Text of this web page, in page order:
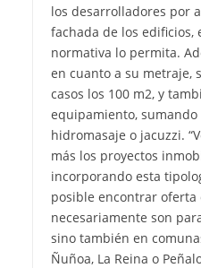
los desarrolladores por
fachada de los edificios,
normativa lo permita.
en cuanto a su metraje,
casos los 100 m2, y
equipamiento,
hidromasaje o jacuzzi.
más los proyectos
incorporando esta
posible encontrar oferta
necesariamente son
sino también en
Ñuñoa, La Reina o